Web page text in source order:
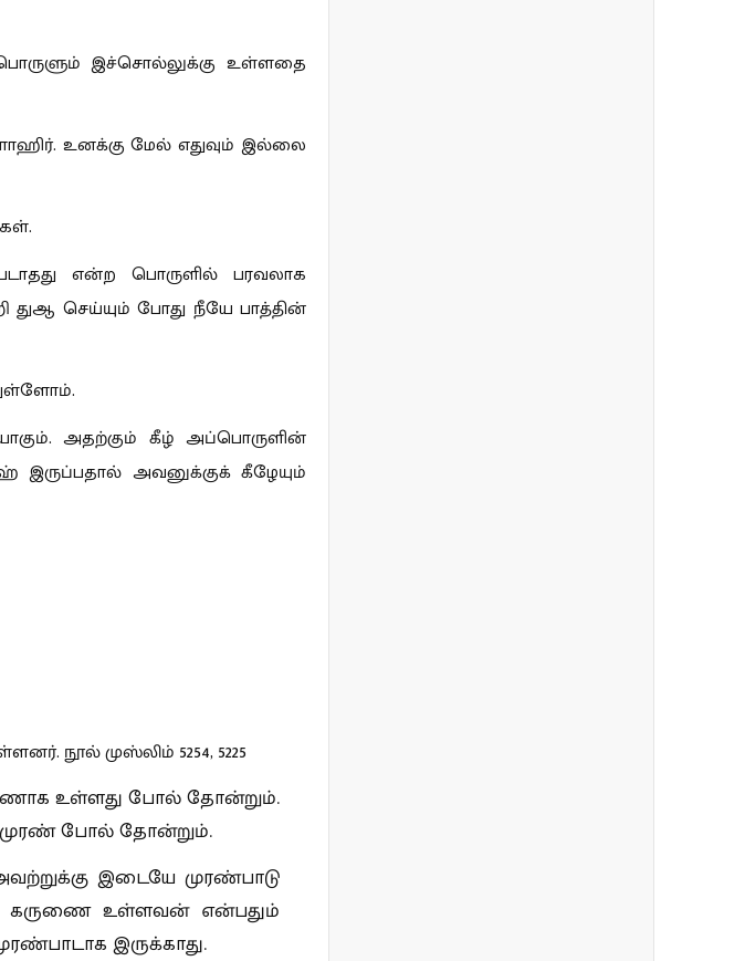
இச்சொல்லுக்கு உள்ளதை
உனக்கு மேல் எதுவும் இல்லை
என்ற பொருளில் பரவலாக
துஆ செய்யும் போது நீயே பாத்தின்
அதற்கும் கீழ் அப்பொருளின்
இருப்பதால் அவனுக்குக் கீழேயும்
நூல் முஸ்லிம் 5254, 5225
உள்ளது போல் தோன்றும்.
போல் தோன்றும்.
இடையே முரண்பாடு
கருணை உள்ளவன் என்பதும்
இருக்காது.